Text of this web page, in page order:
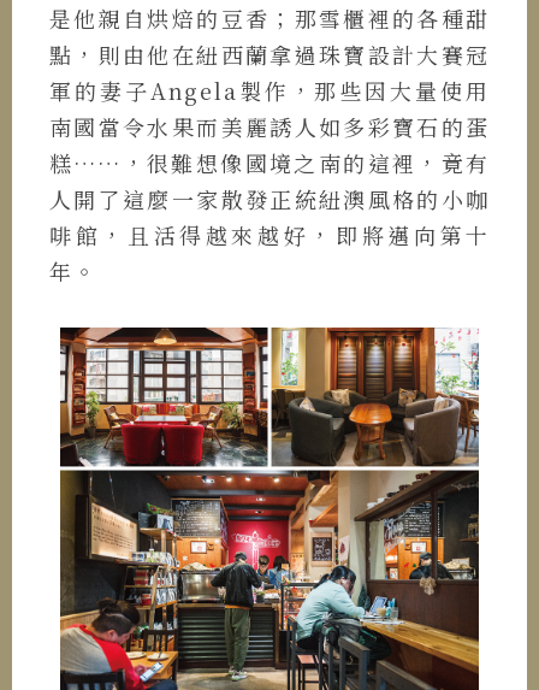
是他親自烘焙的豆香；那雪櫃裡的各種甜
點，則由他在紐西蘭拿過珠寶設計大賽冠
軍的妻子Angela製作，那些因大量使用
南國當令水果而美麗誘人如多彩寶石的蛋
糕……，很難想像國境之南的這裡，竟有
人開了這麼一家散發正統紐澳風格的小咖
啡館，且活得越來越好，即將邁向第十
年。